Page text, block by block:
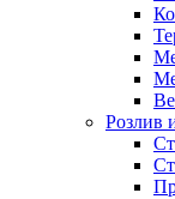
Розлив